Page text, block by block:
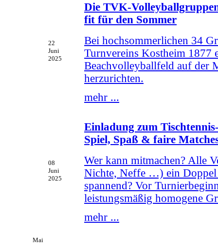
22
Juni
2025
Die TVK-
fit für den Sommer
Bei hochsommerlichen 34
Turnvereins Kostheim 1877
Beachvolleyballfeld auf der
herzurichten.
mehr ...
08
Juni
2025
Einladung zum
Spiel, Spaß & faire
Wer kann mitmachen? Alle
Nichte, Neffe …) ein Doppel
spannend? Vor
leistungsmäßig homogene
mehr ...
Mai